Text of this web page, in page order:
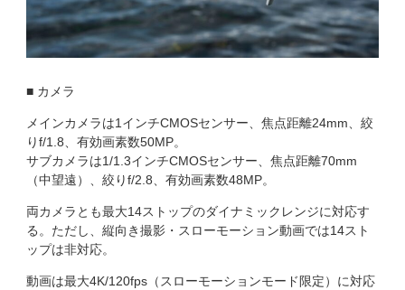
■ カメラ
メインカメラは1インチCMOSセンサー、焦点距離24mm、絞
りf/1.8、有効画素数50MP。
サブカメラは1/1.3インチCMOSセンサー、焦点距離70mm
（中望遠）、絞りf/2.8、有効画素数48MP。
両カメラとも最大14ストップのダイナミックレンジに対応す
る。ただし、縦向き撮影・スローモーション動画では14スト
ップは非対応。
動画は最大4K/120fps（スローモーションモード限定）に対応